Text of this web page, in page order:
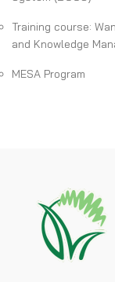
Training course:
and Knowledge
MESA Program